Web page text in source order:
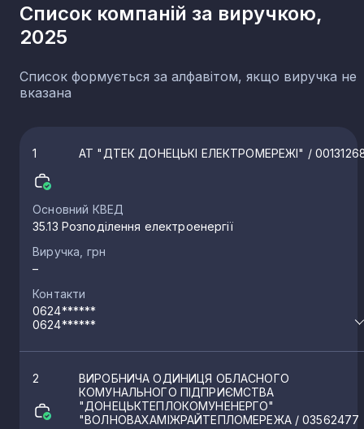
Макіївка
Харцизьк
Новогродівка
Покровськ
Мангуш
Торецьк 2
Нью-Йорк
Список компаній за виручкою,
2025
Список формується за алфавітом, якщо виручка не
вказана
1 АТ "ДТЕК ДОНЕЦЬКІ ЕЛЕКТРОМЕРЕЖІ" /
Основний КВЕД
35.13 Розподілення електроенергії
Виручка, грн
–
Контакти
0624******
0624******
2
ВИРОБНИЧА ОДИНИЦЯ ОБЛАСНОГО
КОМУНАЛЬНОГО ПІДПРИЄМСТВА
"ДОНЕЦЬКТЕПЛОКОМУНЕНЕРГО"
"ВОЛНОВАХАМІЖРАЙТЕПЛОМЕРЕЖА / 03562477